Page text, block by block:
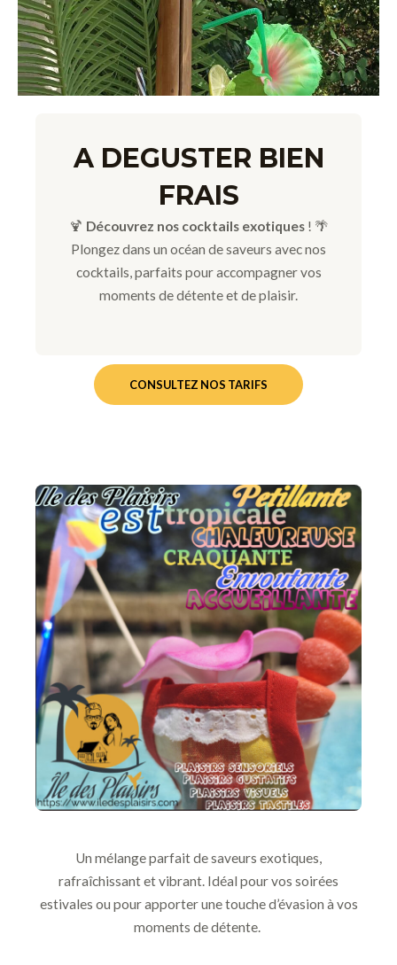
A DEGUSTER BIEN
FRAIS
🍹 Découvrez nos cocktails exotiques! 🌴
Plongez dans un océan de saveurs avec nos
cocktails, parfaits pour accompagner vos
moments de détente et de plaisir.
CONSULTEZ NOS TARIFS
Un mélange parfait de saveurs exotiques,
rafraîchissant et vibrant. Idéal pour vos soirées
estivales ou pour apporter une touche d’évasion à vos
moments de détente.